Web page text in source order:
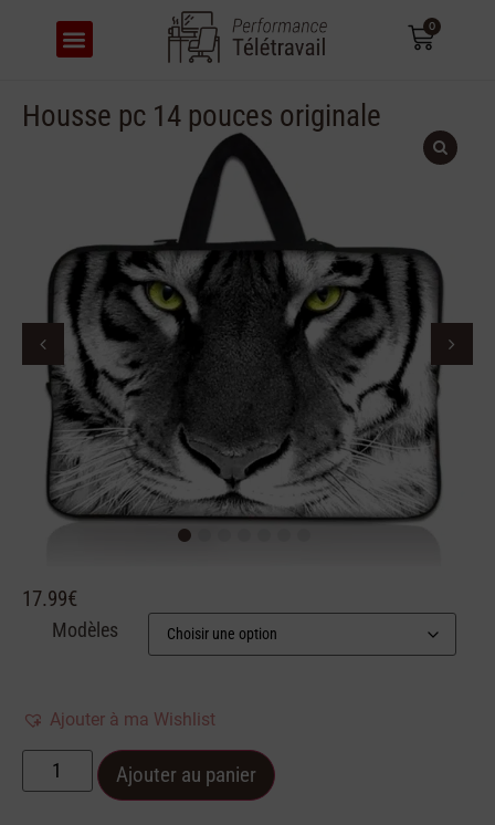
0
1
Housse pc 14 pouces originale
17.99€
Modèles
Ajouter à ma Wishlist
Ajouter au panier